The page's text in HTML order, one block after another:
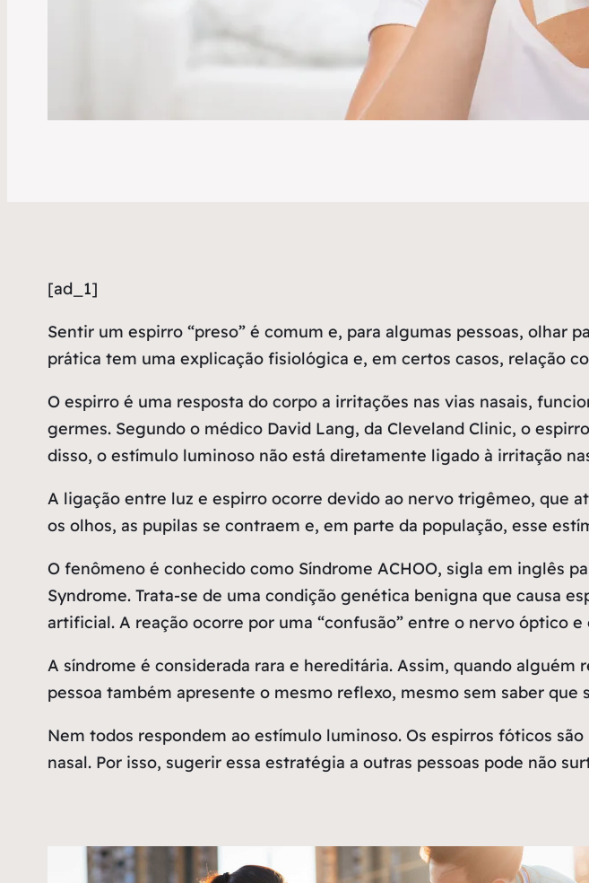
[ad_1]
Sentir um espirro “preso” é comum e, para algumas pessoas, olhar
prática tem uma explicação fisiológica e, em certos casos, relação
O espirro é uma resposta do corpo a irritações nas vias nasais,
germes. Segundo o médico David Lang, da Cleveland Clinic, o
disso, o estímulo luminoso não está diretamente ligado à irritação
A ligação entre luz e espirro ocorre devido ao nervo trigêmeo, que
os olhos, as pupilas se contraem e, em parte da população, esse
O fenômeno é conhecido como Síndrome ACHOO, sigla em inglês
Syndrome. Trata-se de uma condição genética benigna que causa
artificial. A reação ocorre por uma “confusão” entre o nervo óptico
A síndrome é considerada rara e hereditária. Assim, quando alguém
pessoa também apresente o mesmo reflexo, mesmo sem saber
Nem todos respondem ao estímulo luminoso. Os espirros fóticos
nasal. Por isso, sugerir essa estratégia a outras pessoas pode não